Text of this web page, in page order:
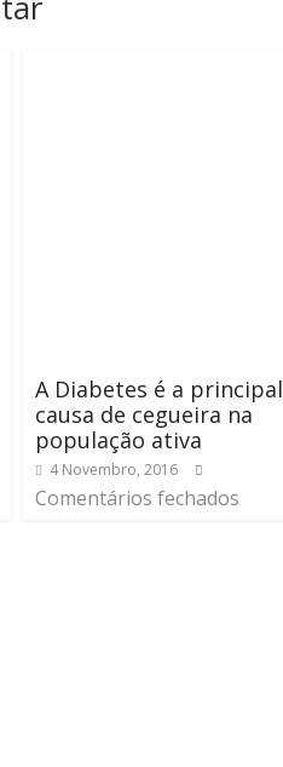
A Diabetes é a principal
causa de cegueira na
população ativa
4 Novembro, 2016
Comentários fechados